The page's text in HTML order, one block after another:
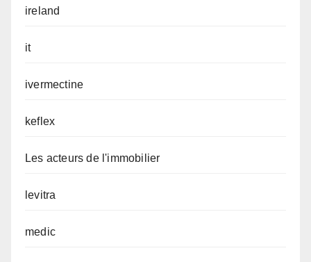
ireland
it
ivermectine
keflex
Les acteurs de l'immobilier
levitra
medic